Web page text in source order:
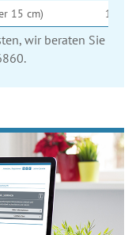
15 cm)
wir beraten Sie